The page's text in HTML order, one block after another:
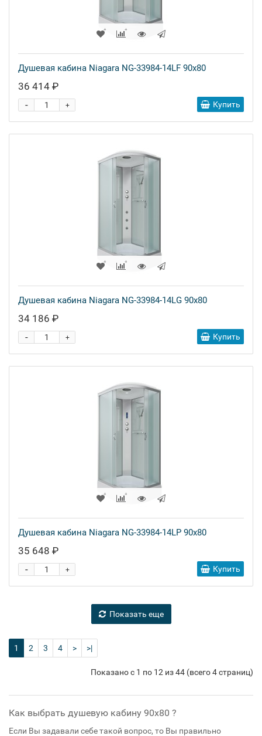
Душевая кабина Niagara NG-33984-14LF 90x80
36 414 ₽
+
- Купить
Душевая кабина Niagara NG-33984-14LG 90x80
34 186 ₽
+
- Купить
Душевая кабина Niagara NG-33984-14LP 90x80
35 648 ₽
+
- Купить
Показать еще
1 2 3 4 > >|
Показано с 1 по 12 из 44 (всего 4 страниц)
Как выбрать душевую кабину 90x80 ?
Если Вы задавали себе такой вопрос, то Вы правильно